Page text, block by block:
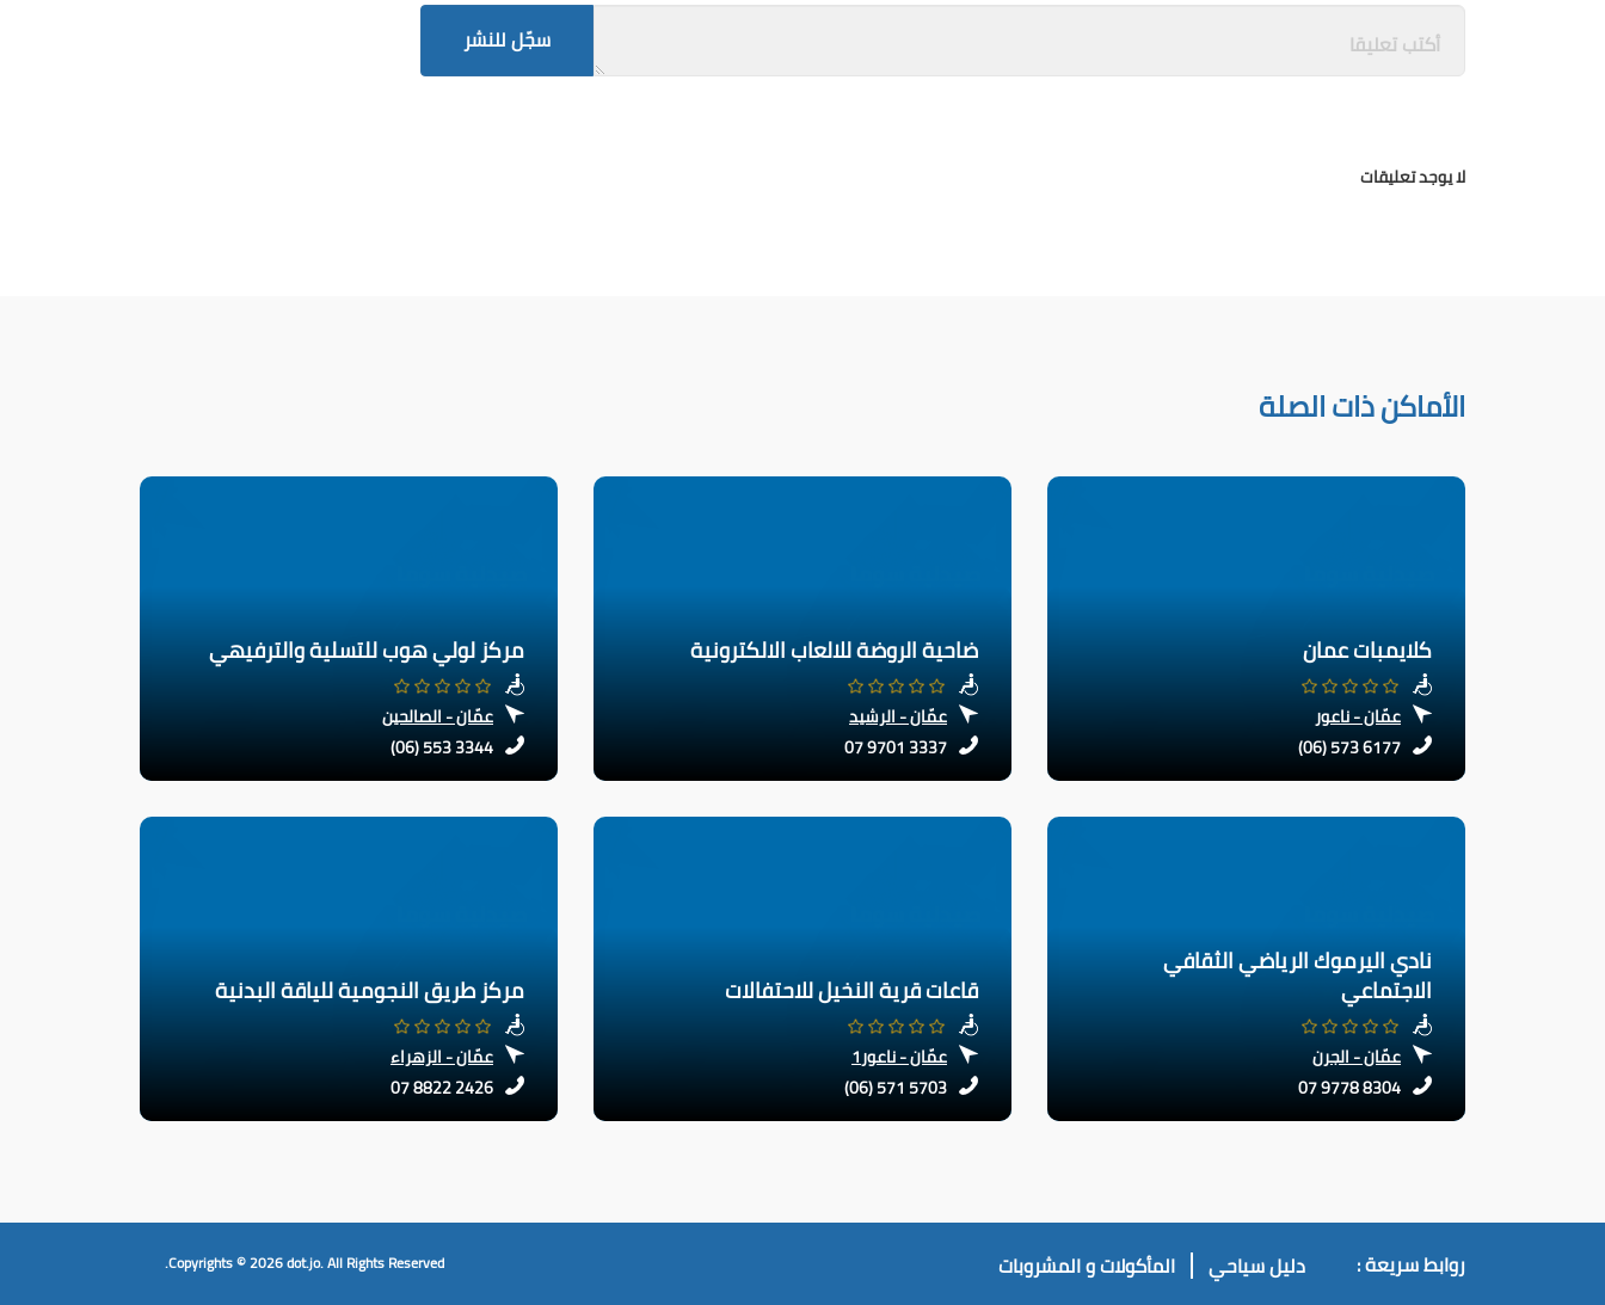
سجّل للنشر
لا يوجد تعليقات
الأماكن ذات الصلة
كلايمبات عمان
عمّان - ناعور
(06) 573 6177
ضاحية الروضة للالعاب الالكترونية
عمّان - الرشيد
07 9701 3337
مركز لولي هوب للتسلية والترفيهي
عمّان - الصالحين
(06) 553 3344
نادي اليرموك الرياضي الثقافي
الاجتماعي
عمّان - الجرن
07 9778 8304
قاعات قرية النخيل للاحتفالات
عمّان - ناعور1
(06) 571 5703
مركز طريق النجومية للياقة البدنية
عمّان - الزهراء
07 8822 2426
روابط سريعة : دليل سياحي المأكولات و المشروبات Copyrights © 2026dot.jo.All Rights Reserved.